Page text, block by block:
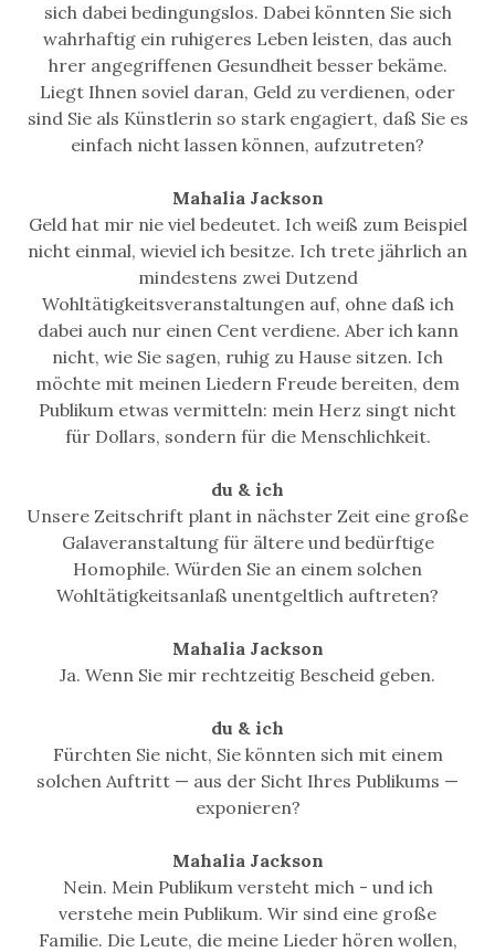
sich dabei bedingungslos. Dabei könnten Sie sich
wahrhaftig ein ruhigeres Leben leisten, das auch
hrer angegriffenen Gesundheit besser bekäme.
Liegt Ihnen soviel daran, Geld zu verdienen, oder
sind Sie als Künstlerin so stark engagiert, daß Sie es
einfach nicht lassen können, aufzutreten?
Mahalia Jackson
Geld hat mir nie viel bedeutet. Ich weiß zum Beispiel
nicht einmal, wieviel ich besitze. Ich trete jährlich an
mindestens zwei Dutzend
Wohltätigkeitsveranstaltungen auf, ohne daß ich
dabei auch nur einen Cent verdiene. Aber ich kann
nicht, wie Sie sagen, ruhig zu Hause sitzen. Ich
möchte mit meinen Liedern Freude bereiten, dem
Publikum etwas vermitteln: mein Herz singt nicht
für Dollars, sondern für die Menschlichkeit.
du & ich
Unsere Zeitschrift plant in nächster Zeit eine große
Galaveranstaltung für ältere und bedürftige
Homophile. Würden Sie an einem solchen
Wohltätigkeitsanlaß unentgeltlich auftreten?
Mahalia Jackson
Ja. Wenn Sie mir rechtzeitig Bescheid geben.
du & ich
Fürchten Sie nicht, Sie könnten sich mit einem
solchen Auftritt — aus der Sicht Ihres Publikums —
exponieren?
Mahalia Jackson
Nein. Mein Publikum versteht mich - und ich
verstehe mein Publikum. Wir sind eine große
Familie. Die Leute, die meine Lieder hören wollen,